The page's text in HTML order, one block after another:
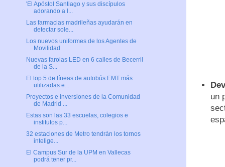
un
'El Apóstol Santiago y sus discípulos
adorando a l...
Las farmacias madrileñas ayudarán en
detectar sole...
Los nuevos uniformes de los Agentes de
Movilidad
Nuevas farolas LED en 6 calles de Becerril
de la S...
El top 5 de líneas de autobús EMT más
utilizadas e...
Proyectos e inversiones de la Comunidad
de Madrid ...
Estas son las 33 escuelas, colegios e
institutos p...
32 estaciones de Metro tendrán los tornos
intelige...
El Campus Sur de la UPM en Vallecas
podrá tener pr...